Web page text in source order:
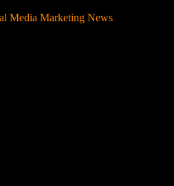
Media Marketing News